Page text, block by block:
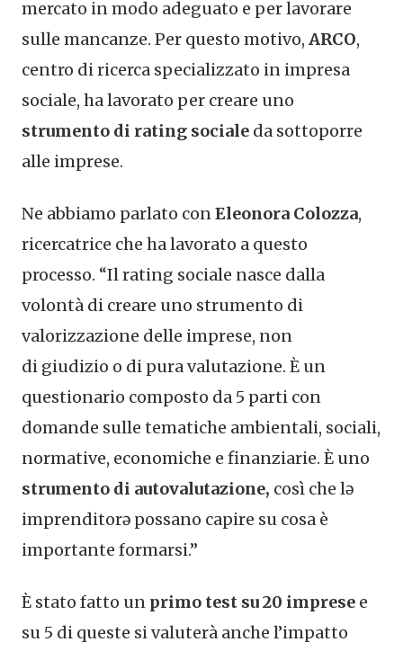
mercato in modo adeguato e per lavorare
sulle mancanze. Per questo motivo, ARCO,
centro di ricerca specializzato in impresa
sociale, ha lavorato per creare uno
strumento di rating sociale da sottoporre
alle imprese.
Ne abbiamo parlato conEleonora Colozza,
ricercatrice che ha lavorato a questo
processo. “Il rating sociale nasce dalla
volontà di creare uno strumento di
valorizzazione delle imprese, non
di giudizio o di pura valutazione. È un
questionario composto da 5 parti con
domande sulle tematiche ambientali, sociali,
normative, economiche e finanziarie. È uno
strumento di autovalutazione, così che lə
imprenditorə possano capire su cosa è
importante formarsi.”
È stato fatto un primo test su 20 imprese e
su 5 di queste si valuterà anche l’impatto